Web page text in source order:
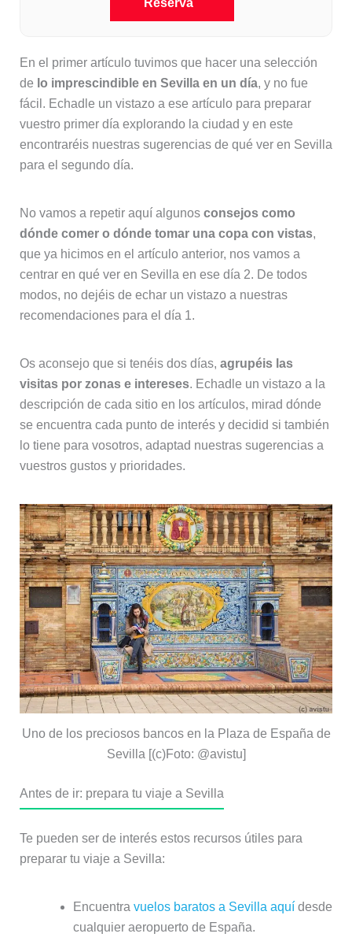
En el primer artículo tuvimos que hacer una selección
de lo imprescindible en Sevilla en un día, y no fue
fácil. Echadle un vistazo a ese artículo para preparar
vuestro primer día explorando la ciudad y en este
encontraréis nuestras sugerencias de qué ver en Sevilla
para el segundo día.
No vamos a repetir aquí algunos consejos como
dónde comer o dónde tomar una copa con vistas,
que ya hicimos en el artículo anterior, nos vamos a
centrar en qué ver en Sevilla en ese día 2. De todos
modos, no dejéis de echar un vistazo a nuestras
recomendaciones para el día 1.
Os aconsejo que si tenéis dos días, agrupéis las
visitas por zonas e intereses. Echadle un vistazo a la
descripción de cada sitio en los artículos, mirad dónde
se encuentra cada punto de interés y decidid si también
lo tiene para vosotros, adaptad nuestras sugerencias a
vuestros gustos y prioridades.
Uno de los preciosos bancos en la Plaza de España de
Sevilla [(c)Foto: @avistu]
Antes de ir: prepara tu viaje a Sevilla
Te pueden ser de interés estos recursos útiles para
preparar tu viaje a Sevilla:
Encuentra vuelos baratos a Sevilla aquídesde
cualquier aeropuerto de España.